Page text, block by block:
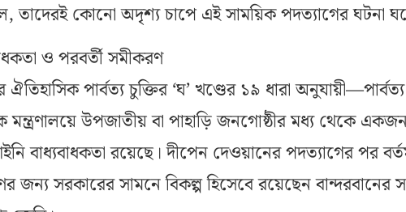
তাদেরই কোনো অদৃশ্য চাপে এই সাময়িক পদত্যাগের ঘটনা
ও পরবর্তী সমীকরণ
পার্বত্য চুক্তির ‘ঘ’ খণ্ডের ১৯ ধারা অনুযায়ী—পার্বত্য
মন্ত্রণালয়ে উপজাতীয় বা পাহাড়ি জনগোষ্ঠীর মধ্য থেকে
বাধ্যবাধকতা রয়েছে। দীপেন দেওয়ানের পদত্যাগের পর
জন্য সরকারের সামনে বিকল্প হিসেবে রয়েছেন বান্দরবানের